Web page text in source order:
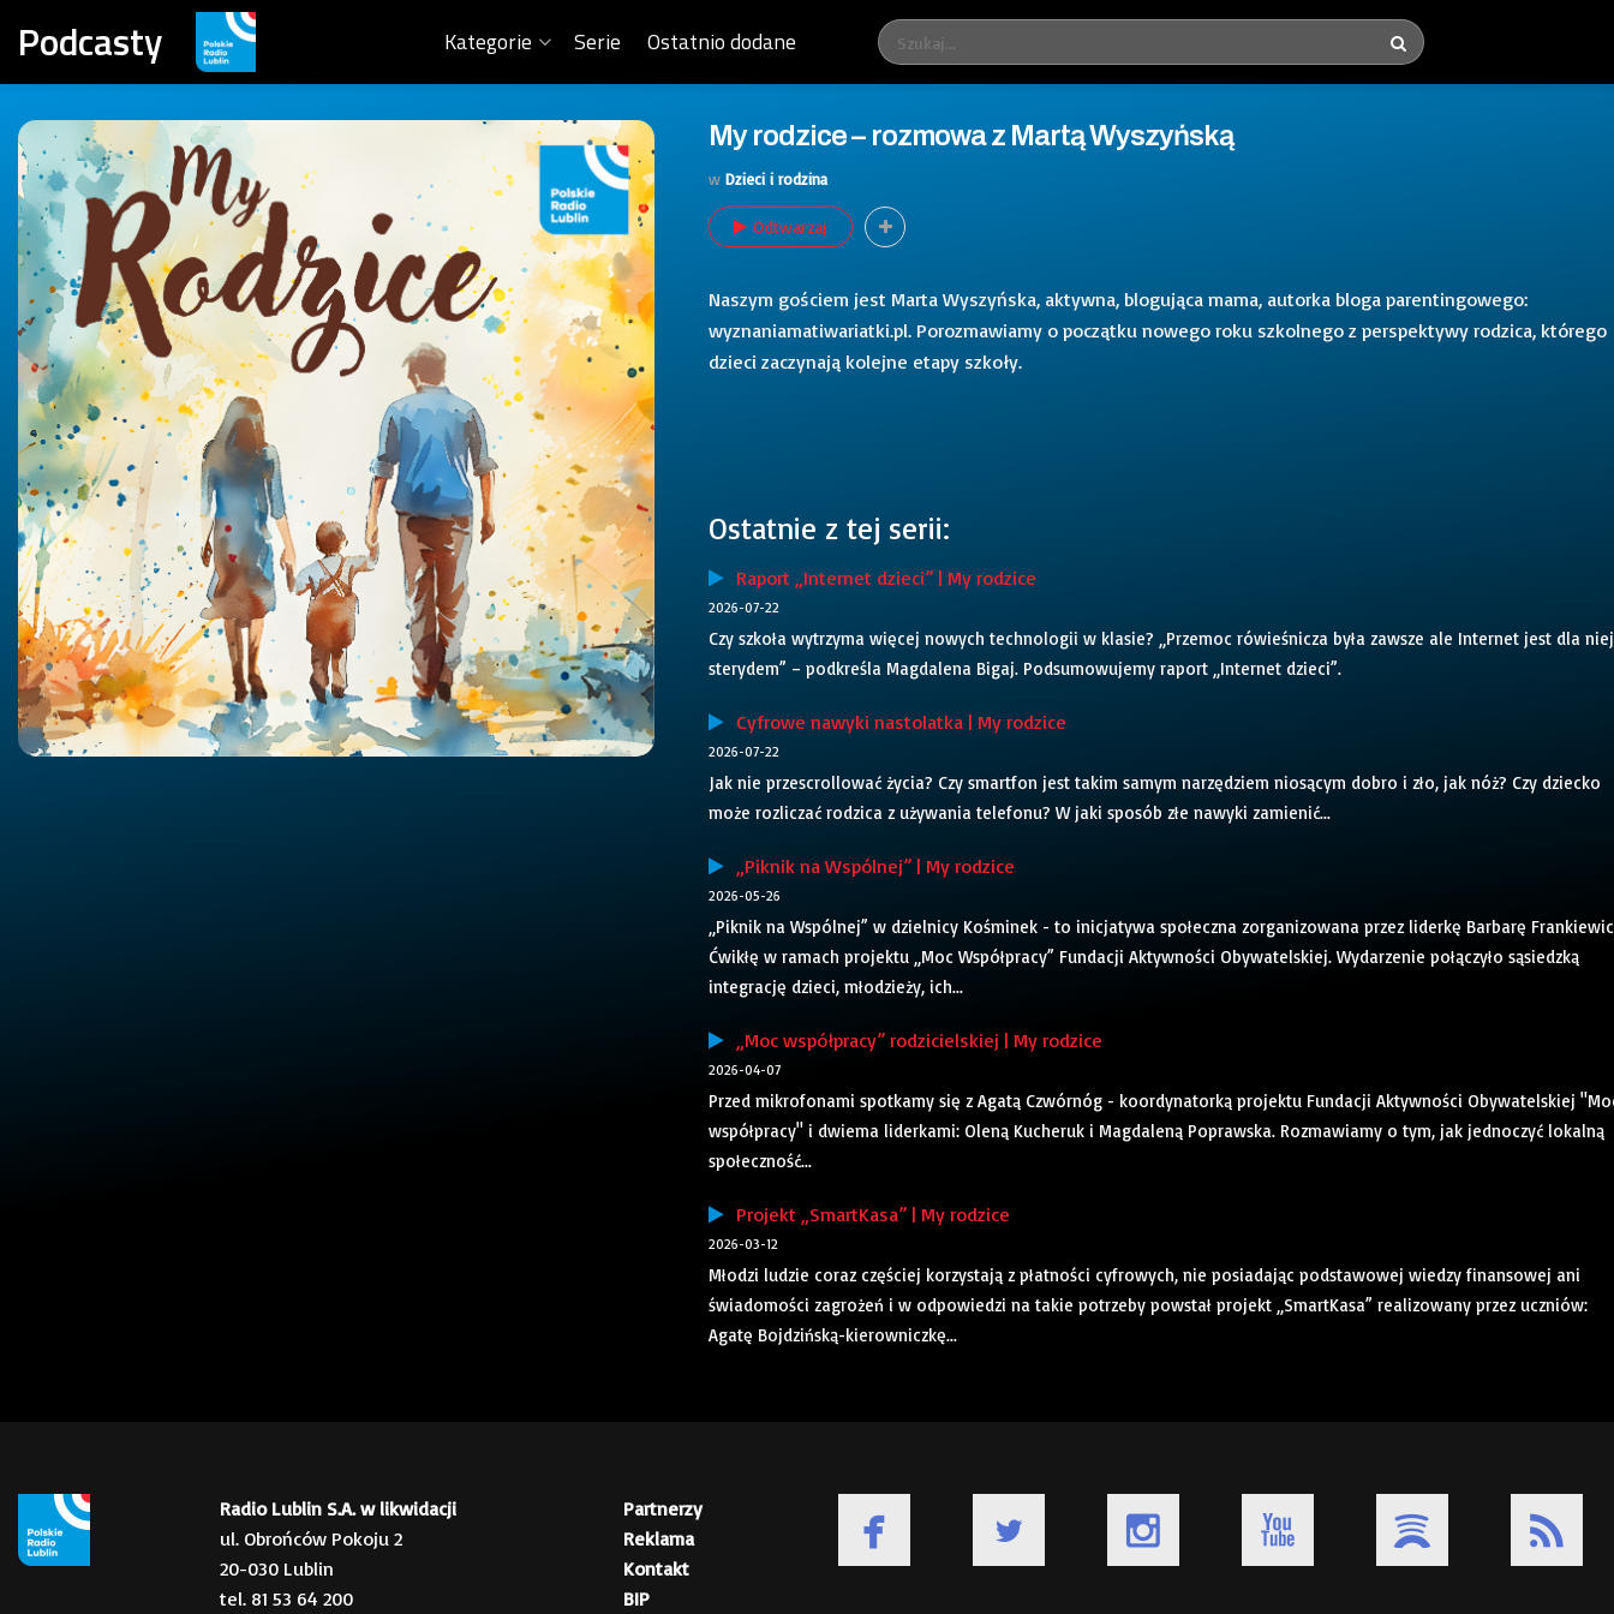
Podcasty Kategorie Serie Ostatnio dodane
My rodzice – rozmowa z Martą Wyszyńską
w Dzieci i rodzina
Odtwarzaj
Naszym gościem jest Marta Wyszyńska, aktywna, blogująca mama, autorka bloga parentingowego:
wyznaniamatiwariatki.pl. Porozmawiamy o początku nowego roku szkolnego z perspektywy rodzica, którego
dzieci zaczynają kolejne etapy szkoły.
Ostatnie z tej serii:
Raport „Internet dzieci” | My rodzice
2026-07-22
Czy szkoła wytrzyma więcej nowych technologii w klasie? „Przemoc rówieśnicza była zawsze ale Internet jest dla niej
sterydem” – podkreśla Magdalena Bigaj. Podsumowujemy raport „Internet dzieci”.
Cyfrowe nawyki nastolatka | My rodzice
2026-07-22
Jak nie przescrollować życia? Czy smartfon jest takim samym narzędziem niosącym dobro i zło, jak nóż? Czy dziecko
może rozliczać rodzica z używania telefonu? W jaki sposób złe nawyki zamienić...
„Piknik na Wspólnej” | My rodzice
2026-05-26
„Piknik na Wspólnej” w dzielnicy Kośminek - to inicjatywa społeczna zorganizowana przez liderkę Barbarę
Ćwikłę w ramach projektu „Moc Współpracy” Fundacji Aktywności Obywatelskiej. Wydarzenie połączyło sąsiedzką
integrację dzieci, młodzieży, ich...
„Moc współpracy” rodzicielskiej | My rodzice
2026-04-07
Przed mikrofonami spotkamy się z Agatą Czwórnóg - koordynatorką projektu Fundacji Aktywności Obywatelskiej
współpracy" i dwiema liderkami: Oleną Kucheruk i Magdaleną Poprawska. Rozmawiamy o tym, jak jednoczyć lokalną
społeczność...
Projekt „SmartKasa” | My rodzice
2026-03-12
Młodzi ludzie coraz częściej korzystają z płatności cyfrowych, nie posiadając podstawowej wiedzy finansowej ani
świadomości zagrożeń i w odpowiedzi na takie potrzeby powstał projekt „SmartKasa” realizowany przez uczniów:
Agatę Bojdzińską-kierowniczkę...
Radio Lublin S.A. w likwidacji
ul. Obrońców Pokoju 2
20-030 Lublin
tel. 81 53 64 200
Partnerzy
Reklama
Kontakt
BIP